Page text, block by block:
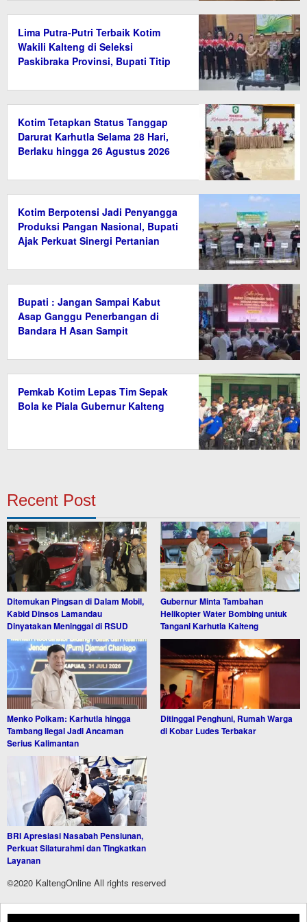
Lima Putra-Putri Terbaik Kotim
Wakili Kalteng di Seleksi
Paskibraka Provinsi, Bupati Titip
Kotim Tetapkan Status Tanggap
Darurat Karhutla Selama 28 Hari,
Berlaku hingga 26 Agustus 2026
Kotim Berpotensi Jadi Penyangga
Produksi Pangan Nasional, Bupati
Ajak Perkuat Sinergi Pertanian
Bupati : Jangan Sampai Kabut
Asap Ganggu Penerbangan di
Bandara H Asan Sampit
Pemkab Kotim Lepas Tim Sepak
Bola ke Piala Gubernur Kalteng
Recent Post
Ditemukan Pingsan di Dalam Mobil,
Kabid Dinsos Lamandau
Dinyatakan Meninggal di RSUD
Gubernur Minta Tambahan
Helikopter Water Bombing untuk
Tangani Karhutla Kalteng
Menko Polkam: Karhutla hingga
Tambang Ilegal Jadi Ancaman
Serius Kalimantan
Ditinggal Penghuni, Rumah Warga
di Kobar Ludes Terbakar
BRI Apresiasi Nasabah Pensiunan,
Perkuat Silaturahmi dan Tingkatkan
Layanan
©2020 KaltengOnline All rights reserved